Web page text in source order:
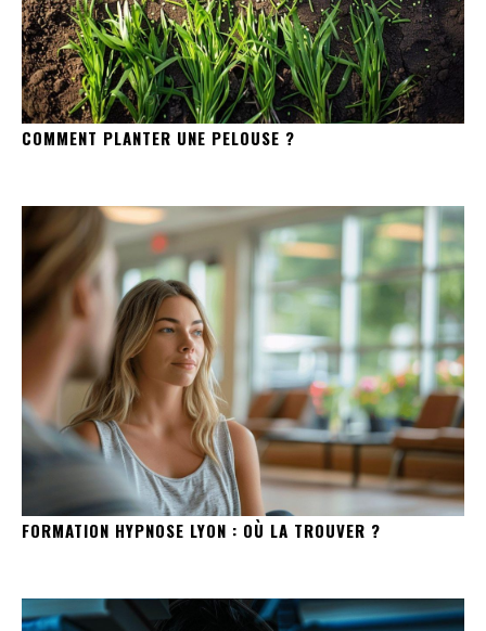
COMMENT PLANTER UNE PELOUSE ?
FORMATION HYPNOSE LYON : OÙ LA TROUVER ?